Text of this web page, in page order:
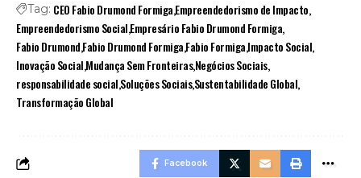
Tag: CEO Fabio Drumond FormigaEmpreendedorismo de Impacto
Empreendedorismo SocialEmpresário Fabio Drumond Formiga
Fabio DrumondFabio Drumond FormigaFabio FormigaImpacto Social
Inovação SocialMudança Sem FronteirasNegócios Sociais
responsabilidade socialSoluções SociaisSustentabilidade Global
Transformação Global
Facebook